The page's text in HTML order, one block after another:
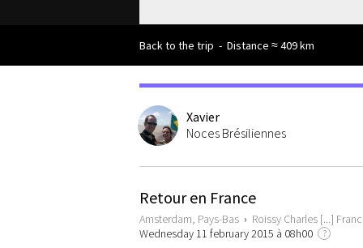
Back to the trip - Distance ≈ 409 km
Xavier
Noces Brésiliennes
Retour en France
Amsterdam, Pays-Bas › Roissy Charles [...]
Wednesday 11 february 2015 à 08h00
?